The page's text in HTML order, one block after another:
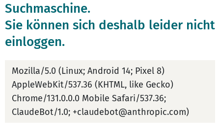
Suchmaschine.
Sie können sich deshalb leider nicht
einloggen.
Mozilla/5.0 (Linux; Android 14; Pixel 8)
AppleWebKit/537.36 (KHTML, like Gecko)
Chrome/131.0.0.0 Mobile Safari/537.36;
ClaudeBot/1.0; +claudebot@anthropic.com)